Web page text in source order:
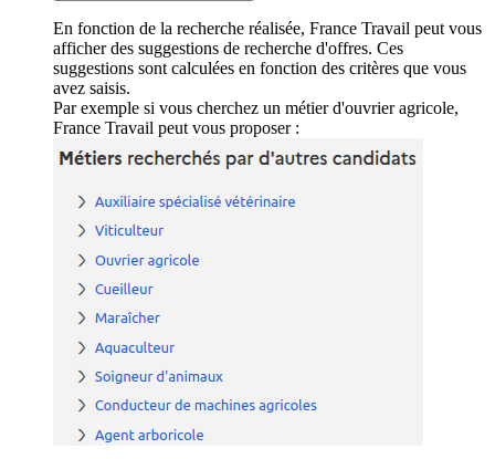
En fonction de la recherche réalisée, France Travail peut vous
afficher des suggestions de recherche d'offres. Ces
suggestions sont calculées en fonction des critères que vous
avez saisis.
Par exemple si vous cherchez un métier d'ouvrier agricole,
France Travail peut vous proposer :